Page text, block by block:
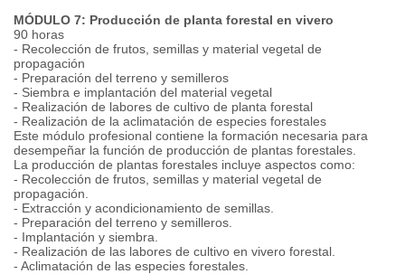
MÓDULO 7: Producción de planta forestal en vivero
90 horas
- Recolección de frutos, semillas y material vegetal de
propagación
- Preparación del terreno y semilleros
- Siembra e implantación del material vegetal
- Realización de labores de cultivo de planta forestal
- Realización de la aclimatación de especies forestales
Este módulo profesional contiene la formación necesaria para
desempeñar la función de producción de plantas forestales.
La producción de plantas forestales incluye aspectos como:
- Recolección de frutos, semillas y material vegetal de
propagación.
- Extracción y acondicionamiento de semillas.
- Preparación del terreno y semilleros.
- Implantación y siembra.
- Realización de las labores de cultivo en vivero forestal.
- Aclimatación de las especies forestales.